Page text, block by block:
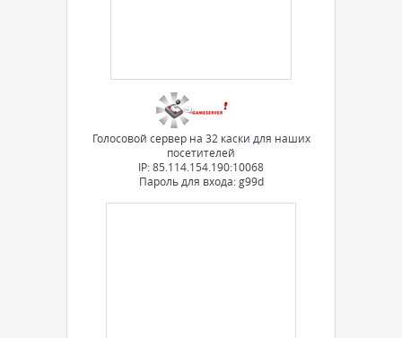
Голосовой сервер на 32 каски для наших
посетителей
IP: 85.114.154.190:10068
Пароль для входа: g99d